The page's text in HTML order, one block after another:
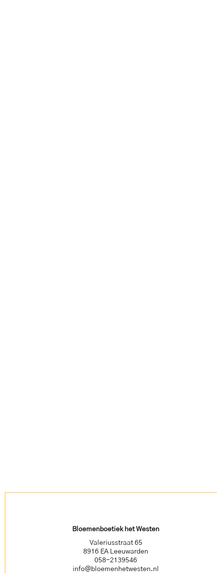
Bloemenboetiek het Westen
Valeriusstraat 65
8916 EA Leeuwarden
058-2139546
info@bloemenhetwesten.nl